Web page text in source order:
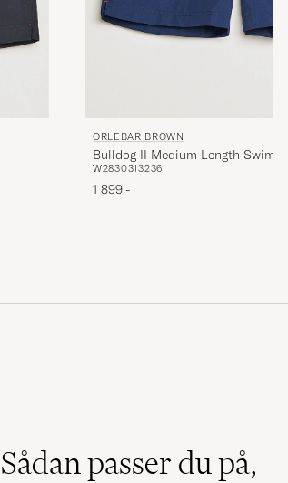
ORLEBAR BROWN
Bulldog II Medium Length Swim
W2830313236
1 899,-
Sådan passer du på,